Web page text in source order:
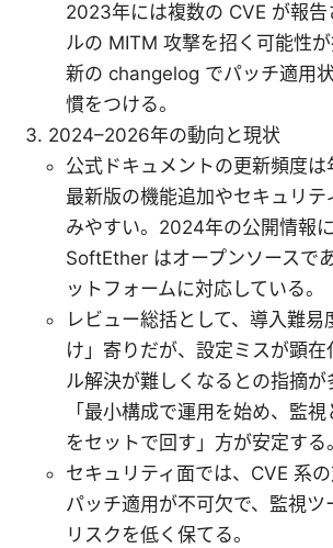
2023年には複数の CVE が報告
ルの MITM 攻撃を招く可能性
新の changelog でパッチ適用
慣をつける。
2024–2026年の動向と現状
公式ドキュメントの更新頻度は
最新版の機能追加やセキュリテ
みやすい。2024年の公開情報に
SoftEther はオープンソースで
ットフォームに対応している。
レビュー総括として、導入難易
け」寄りだが、設定ミスが顕
ル解決が難しくなるとの指摘が
「最小構成で運用を始め、監
をセットで回す」方が安定する。
セキュリティ面では、CVE 系
パッチ適用が不可欠で、監視ツ
リスクを低く保てる。